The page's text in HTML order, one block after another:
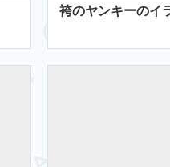
袴のヤンキーのイ